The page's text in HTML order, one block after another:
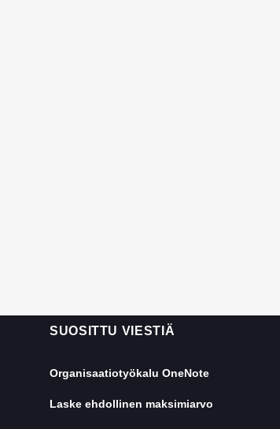
SUOSITTU VIESTIÄ
Organisaatiotyökalu OneNote
Laske ehdollinen maksimiarvo